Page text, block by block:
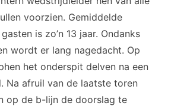
voorzien. Gemiddelde
is zo’n 13 jaar. Ondanks
wordt er lang nagedacht. Op
het onderspit delven na een
Na afruil van de laatste toren
op de b-lijn de doorslag te